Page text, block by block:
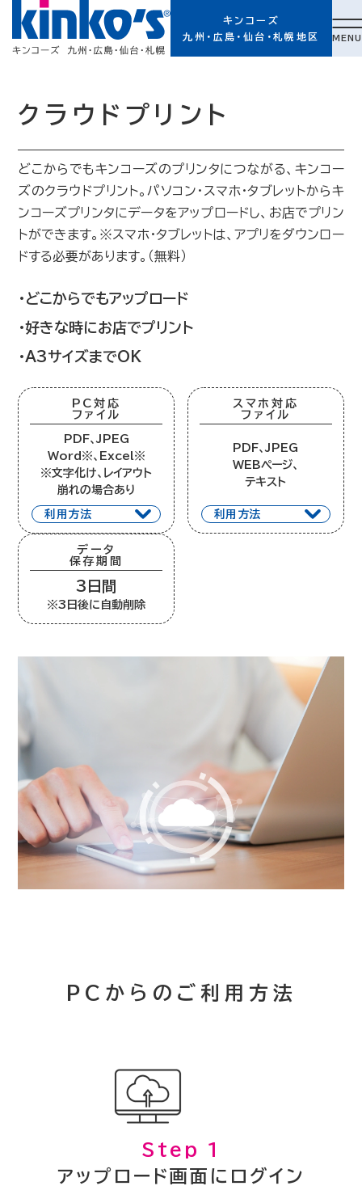
キンコーズ
九州・広島・仙台・札幌地区
MENU
クラウドプリント
どこからでもキンコーズのプリンタにつながる、キンコー
ズのクラウドプリント。パソコン・スマホ・タブレットからキ
ンコーズプリンタにデータをアップロードし、お店でプリン
トができます。※スマホ・タブレットは、アプリをダウンロー
ドする必要があります。（無料）
・どこからでもアップロード
・好きな時にお店でプリント
・A3サイズまでOK
PC対応
ファイル
PDF、JPEG
Word※、Excel※
※文字化け、レイアウト
崩れの場合あり
利用方法
スマホ対応
ファイル
PDF、JPEG
WEBページ、
テキスト
利用方法
データ
保存期間
3日間
※3日後に自動削除
PCからのご利用方法
Step 1
アップロード画面にログイン